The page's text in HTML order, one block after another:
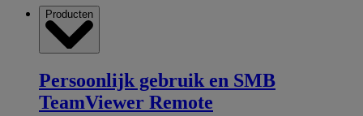
Producten
Persoonlijk gebruik en SMB
TeamViewer Remote